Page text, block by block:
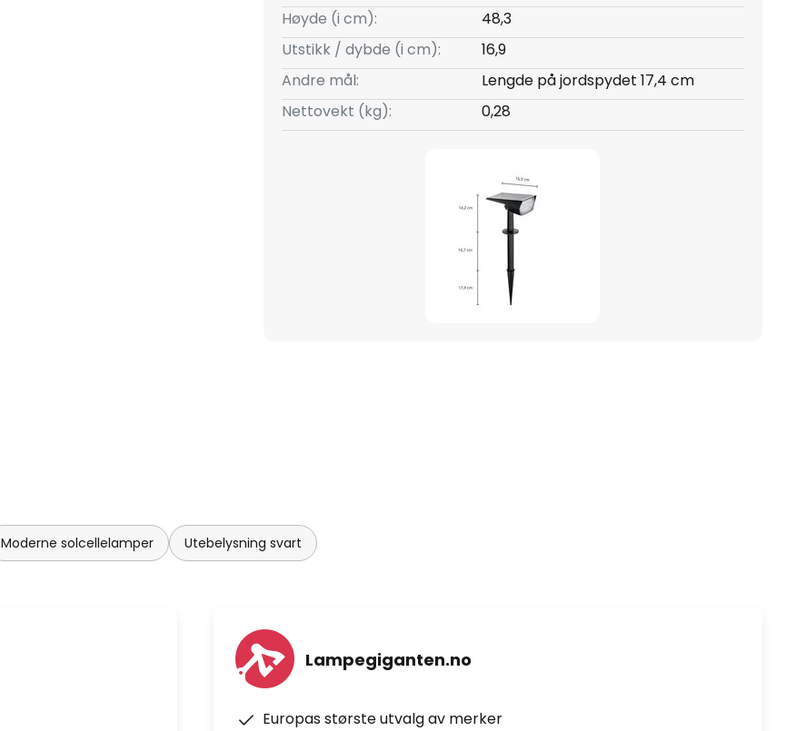
Høyde (i cm):
48,3
Utstikk / dybde (i cm):
16,9
Andre mål:
Lengde på jordspydet 17,4 cm
Nettovekt (kg):
0,28
Moderne solcellelamper Utebelysning svart
Lampegiganten.no
Europas største utvalg av merker